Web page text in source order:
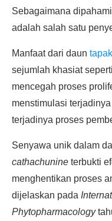
Sebagaimana
adalah salah satu
Manfaat dari daun
sejumlah khasiat
mencegah proses
menstimulasi
terjadinya proses
Senyawa unik dalam
cathachunine terbukti
menghentikan proses
dijelaskan pada
Phytopharmacology